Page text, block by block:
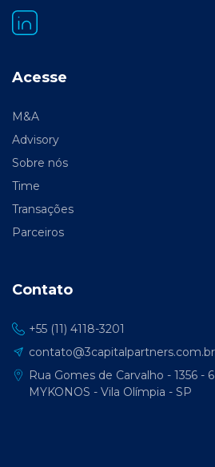
Acesse
M&A
Advisory
Sobre nós
Time
Transações
Parceiros
Contato
+55 (11) 4118-3201
contato@3capitalpartners.com.br
Rua Gomes de Carvalho - 1356 -
MYKONOS - Vila Olímpia - SP